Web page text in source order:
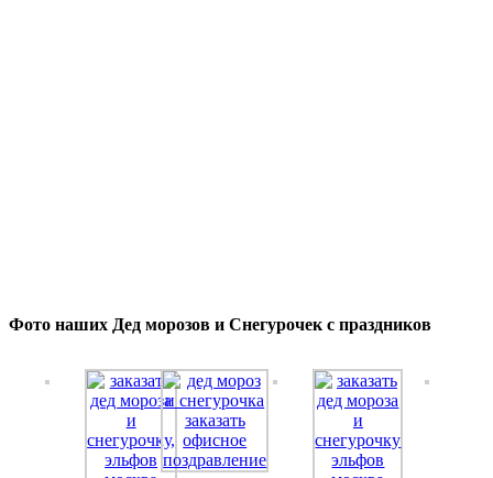
Фото наших Дед морозов и Снегурочек с праздников